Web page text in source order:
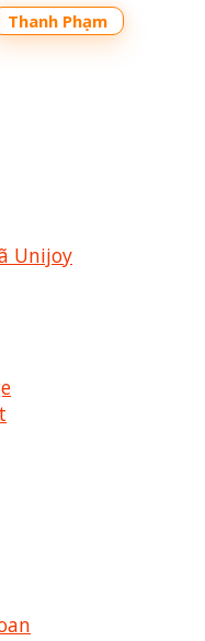
Thanh Phạm
Unijoy